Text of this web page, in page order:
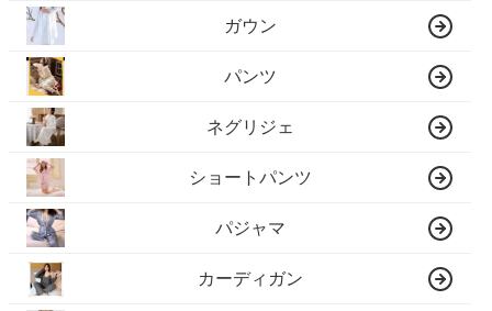
ガウン
パンツ
ネグリジェ
ショートパンツ
パジャマ
カーディガン